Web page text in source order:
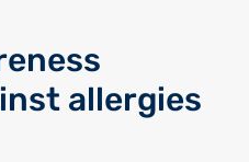
allergies